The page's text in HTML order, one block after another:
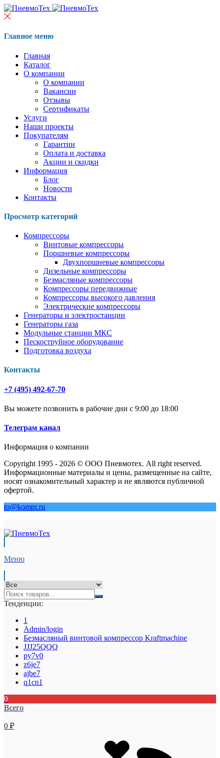
Главное меню
Главная
Каталог
О компании
О компании
Вакансии
Отзывы
Сертификаты
Услуги
Наши проекты
Покупателям
Гарантии
Оплата и доставка
Акции и скидки
Информация
Блог
Новости
Контакты
Просмотр категорий
Компрессоры
Винтовые компрессоры
Поршневые компрессоры
Двухпоршневые компрессоры
Дизельные компрессоры
Безмасляные компрессоры
Компрессоры передвижные
Компрессоры высокого давления
Электрические компрессоры
Генераторы и электростанции
Генераторы газа
Модульные станции МКС
Пескоструйное оборудование
Подготовка воздуха
Контакты
+7 (495) 492-67-70
Вы можете позвонить в рабочие дни с 9:00 до 18:00
Телеграм канал
Информация о компании
Copyright 1995 - 2026 © ООО Пневмотех. All right reserved.
Информационные материалы и цены, размещенные на сайте,
носят ознакомительный характер и не являются публичной
офертой.
to@kompr.ru
Меню
Тенденции:
1
Admin/login
Безмасляный винтовой компрессор Kraftmaсhine
JJJ25QQQ
py7v0
z6je7
ajbe7
q1cn1
0
Всего
0 ₽